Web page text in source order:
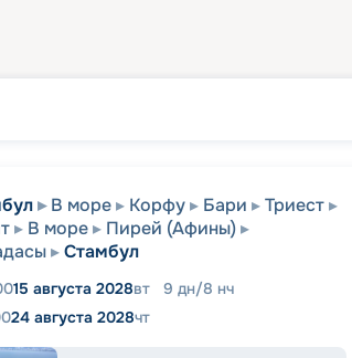
В море Корфу Бари
Триест
В море
Пирей (Афины)
Стамбул
15 августа 2028вт 9 дн/8 нч
24 августа 2028чт